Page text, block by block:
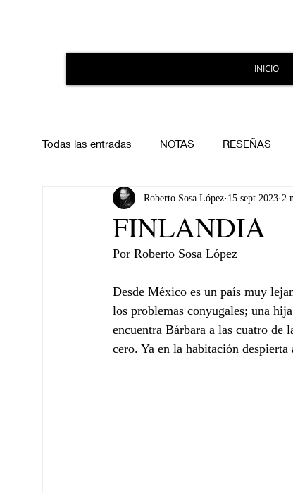
INICIO
Todas las entradas NOTAS RESEÑAS
FINLANDIA
Roberto Sosa López 15 sept 2023 2
Por Roberto Sosa López
Desde México es un país muy
los problemas conyugales; una
encuentra Bárbara a las cuatro de
cero. Ya en la habitación